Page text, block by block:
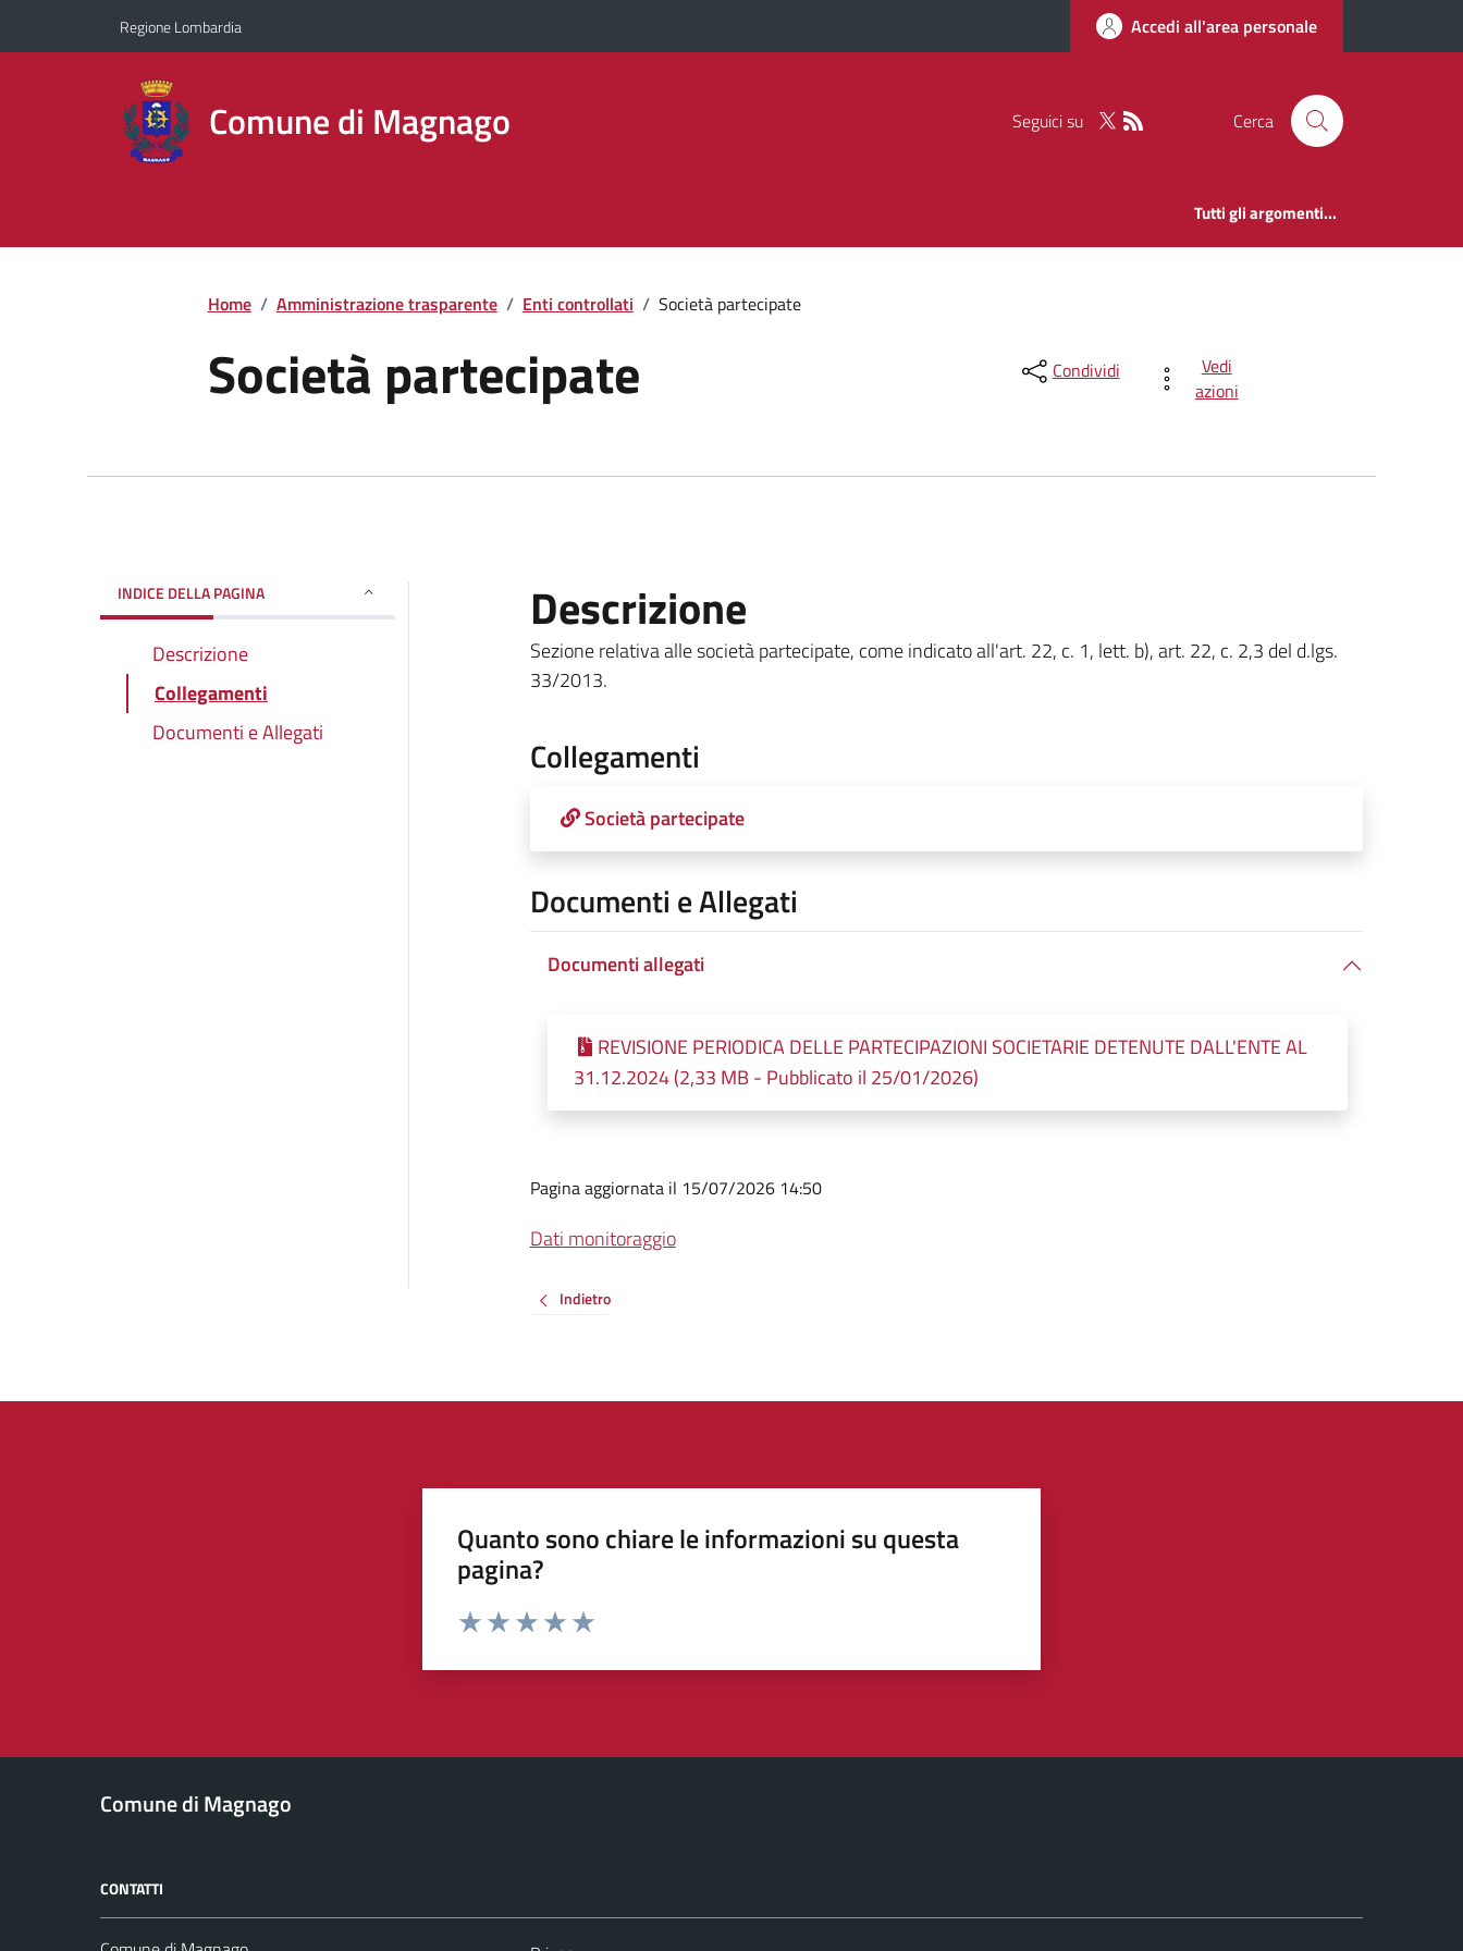
Regione Lombardia Accedi all'area personale
Comune di Magnago Seguici su Cerca
Tutti gli argomenti...
Home / Amministrazione trasparente / Enti controllati / Società partecipate
Società partecipate Condividi
Vedi
azioni
INDICE DELLA PAGINA
Descrizione
Collegamenti
Documenti e Allegati
Descrizione
Sezione relativa alle società partecipate, come indicato all'art. 22, c. 1, lett. b), art. 22, c. 2,3 del d.lgs.
33/2013.
Collegamenti
Società partecipate
Documenti e Allegati
Documenti allegati
REVISIONE PERIODICA DELLE PARTECIPAZIONI SOCIETARIE DETENUTE DALL'ENTE AL
31.12.2024 (2,33 MB - Pubblicato il 25/01/2026)
Pagina aggiornata il 15/07/2026 14:50
Dati monitoraggio
Indietro
Quanto sono chiare le informazioni su questa
pagina?
Valuta da 1 a 5 stelle la pagina
Comune di Magnago
CONTATTI